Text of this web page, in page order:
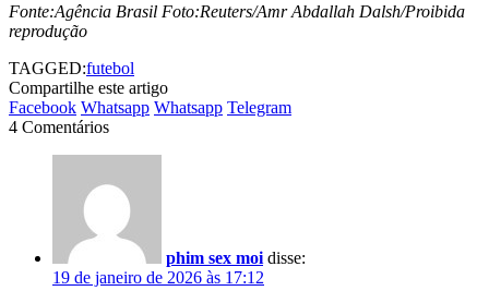
Fonte:Agência Brasil Foto:Reuters/Amr Abdallah Dalsh/Proibida
reprodução
TAGGED:futebol
Compartilhe este artigo
Facebook Whatsapp Whatsapp Telegram
4 Comentários
phim sex moi disse:
19 de janeiro de 2026 às 17:12